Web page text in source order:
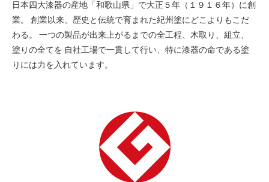
日本四大漆器の産地「和歌山県」で大正５年（１９１６年）に創
業。 創業以来、歴史と伝統で育まれた紀州塗にどこよりもこだ
わる。 一つの製品が出来上がるまでの全工程、木取り、組立、
塗りの全てを 自社工場で一貫して行い、特に漆器の命である塗
りには力を入れています。